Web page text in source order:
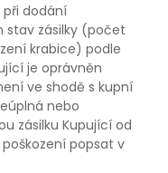
dodání
stav zásilky (počet
krabice) podle
je oprávněn
ve shodě s kupní
nebo
zásilku Kupující od
popsat v